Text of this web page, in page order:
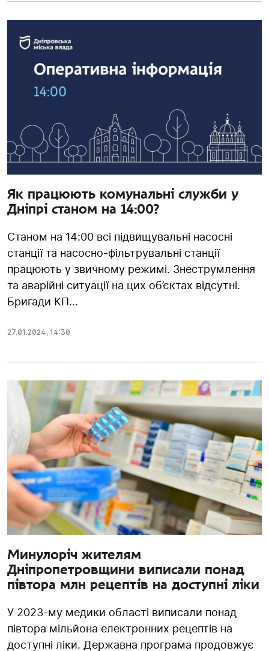
Як працюють комунальні служби у
Дніпрі станом на 14:00?
Станом на 14:00 всі підвищувальні насосні
станції та насосно-фільтрувальні станції
працюють у звичному режимі. Знеструмлення
та аварійні ситуації на цих об’єктах відсутні.
Бригади КП...
27.01.2024, 14:30
Минулоріч жителям
Дніпропетровщини виписали понад
півтора млн рецептів на доступні ліки
У 2023-му медики області виписали понад
півтора мільйона електронних рецептів на
доступні ліки. Державна програма продовжує